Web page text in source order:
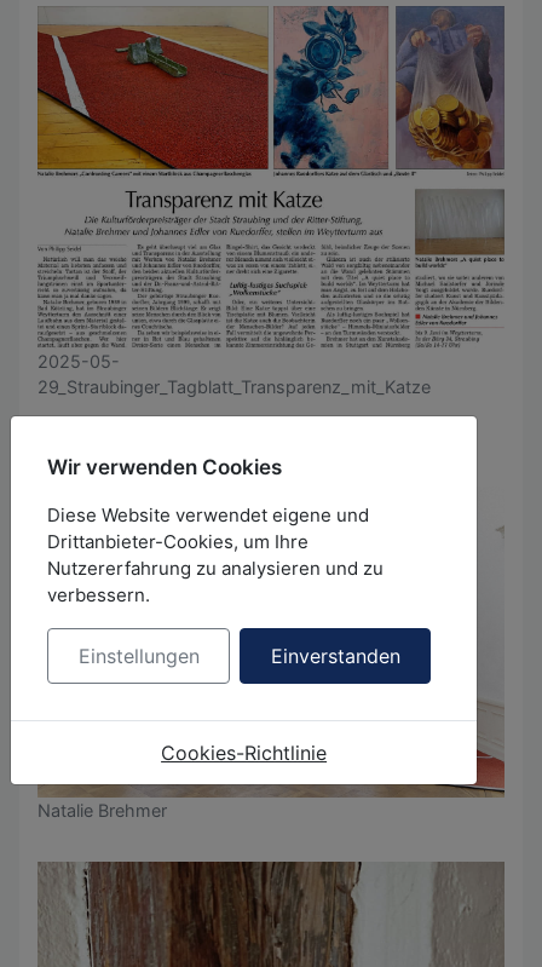
2025-05-
29_Straubinger_Tagblatt_Transparenz_mit_Katze
Natalie Brehmer
Wir verwenden Cookies
Diese Website verwendet eigene und
Drittanbieter-Cookies, um Ihre
Nutzererfahrung zu analysieren und zu
verbessern.
Einstellungen Einverstanden
Cookies-Richtlinie